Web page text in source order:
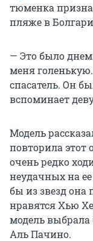
тюменка
пляже в
— Это было
меня
спасатель. Он
вспоминает
Модель
повторила этот
очень редко
неудачных на
бы из звезд она
нравятся Хью
модель
Аль Пачино.